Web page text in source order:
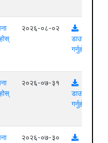
२०२६-०८-०२
डाउनलोड
गर्नुहोस्
२०२६-०७-३१
डाउनलोड
गर्नुहोस्
२०२६-०७-३०